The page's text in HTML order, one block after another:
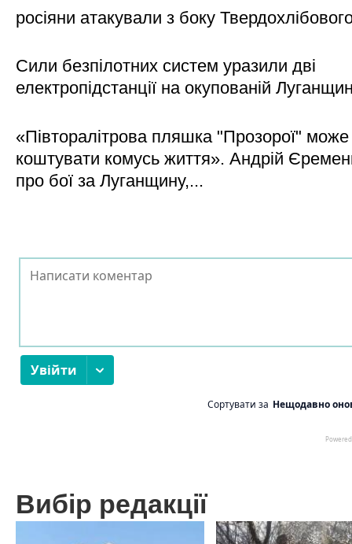
росіяни атакували з боку
Сили безпілотних систем уразили дві
електропідстанції на окупованій
«Півторалітрова пляшка "Прозорої" може
коштувати комусь життя». Андрій
про бої за Луганщину,...
Вибір редакції